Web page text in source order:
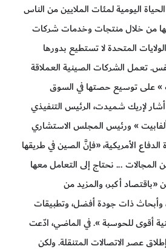
اليومية لمئات الملايين من الناس
من خلال منتجات وخدمات شركات
الولايات المتحدة لا تستطيع بدورها
تعمل الشركات الصينية العملاقة
على توسيع حصتها في السوق
أشار لإريك شميدت، الرئيس التنفيذي
» ورئيس المجلس الاستشاري
الدفاع الأمريكية، «فإنَّ الصين في طريقها
المجالات ... نحتاج إلى التعامل معها
أكبر، والمزيد من
وأبحاث ذات جودة أفضل، وتطبيقات
أقوى للحوسبة ». في الماضي، ادّعت
عصر الاتصالات المتنقلة. ولكن